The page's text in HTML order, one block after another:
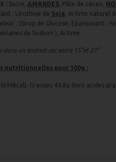
: Sucre, AMANDES, Pâte de cacao,
: Lécithine de Soja, Arôme naturel
: (Sirop de Glucose, Epaississant :
de Sodium ), Arôme.
dans un endroit sec entre 15°et 21°
nutritionnelles pour 100g :
Graisses 44.8g dont acides